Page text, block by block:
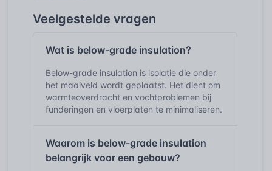
Veelgestelde vragen
Wat is below-grade insulation?
Below-grade insulation is isolatie die onder
het maaiveld wordt geplaatst. Het dient om
warmteoverdracht en vochtproblemen bij
funderingen en vloerplaten te minimaliseren.
Waarom is below-grade insulation
belangrijk voor een gebouw?